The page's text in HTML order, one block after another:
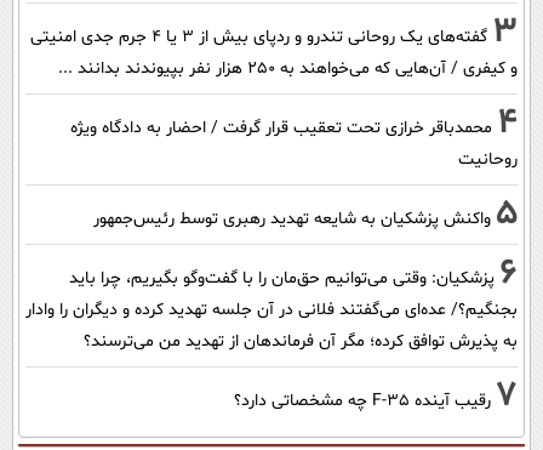
3
گفته‌های یک روحانی تندرو و ردپای بیش از ۳ یا ۴ جرم جدی امنیتی
و کیفری / آن‌هایی که می‌خواهند به ۲۵۰ هزار نفر بپیوندند بدانند ...
4 محمدباقر خرازی تحت تعقیب قرار گرفت / احضار به دادگاه ویژه
روحانیت
5 واکنش پزشکیان به شایعه تهدید رهبری توسط رئیس‌جمهور
6 پزشکیان: وقتی می‌توانیم حق‌مان را با گفت‌وگو بگیریم، چرا باید
بجنگیم؟/ عده‌ای می‌گفتند فلانی در آن جلسه تهدید کرده و دیگران را وادار
به پذیرش توافق کرده؛ مگر آن فرماندهان از تهدید من می‌ترسند؟
7 رقیب آینده F-35 چه مشخصاتی دارد؟